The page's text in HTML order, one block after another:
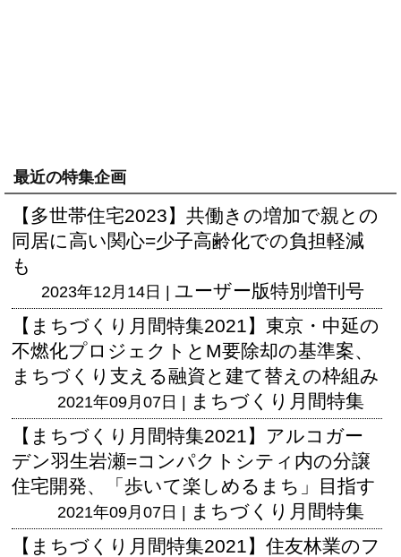
最近の特集企画
【多世帯住宅2023】共働きの増加で親との
同居に高い関心=少子高齢化での負担軽減
も
2023年12月14日 | ユーザー版特別増刊号
【まちづくり月間特集2021】東京・中延の
不燃化プロジェクトとM要除却の基準案、
まちづくり支える融資と建て替えの枠組み
2021年09月07日 | まちづくり月間特集
【まちづくり月間特集2021】アルコガー
デン羽生岩瀬=コンパクトシティ内の分譲
住宅開発、「歩いて楽しめるまち」目指す
2021年09月07日 | まちづくり月間特集
【まちづくり月間特集2021】住友林業のフ